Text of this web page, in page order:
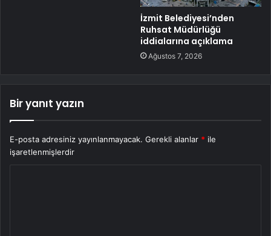
İzmit Belediyesi’nden
Ruhsat Müdürlüğü
iddialarına açıklama
Ağustos 7, 2026
Bir yanıt yazın
E-posta adresiniz yayınlanmayacak. Gerekli alanlar * ile
işaretlenmişlerdir